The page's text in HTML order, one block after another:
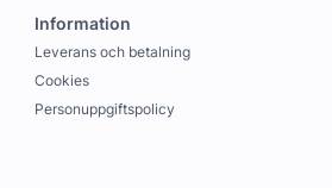
Information
Leverans och betalning
Cookies
Personuppgiftspolicy